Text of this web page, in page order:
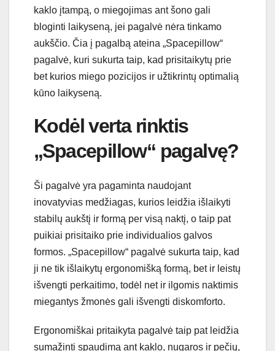
kaklo įtampą, o miegojimas ant šono gali
bloginti laikyseną, jei pagalvė nėra tinkamo
aukščio. Čia į pagalbą ateina „Spacepillow“
pagalvė, kuri sukurta taip, kad prisitaikytų prie
bet kurios miego pozicijos ir užtikrintų optimalią
kūno laikyseną.
Kodėl verta rinktis
„Spacepillow“ pagalvę?
Ši pagalvė yra pagaminta naudojant
inovatyvias medžiagas, kurios leidžia išlaikyti
stabilų aukštį ir formą per visą naktį, o taip pat
puikiai prisitaiko prie individualios galvos
formos. „Spacepillow“ pagalvė sukurta taip, kad
ji ne tik išlaikytų ergonomišką formą, bet ir leistų
išvengti perkaitimo, todėl net ir ilgomis naktimis
miegantys žmonės gali išvengti diskomforto.
Ergonomiškai pritaikyta pagalvė taip pat leidžia
sumažinti spaudimą ant kaklo, nugaros ir pečių,